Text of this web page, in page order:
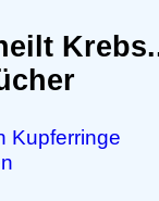
Kupferringe